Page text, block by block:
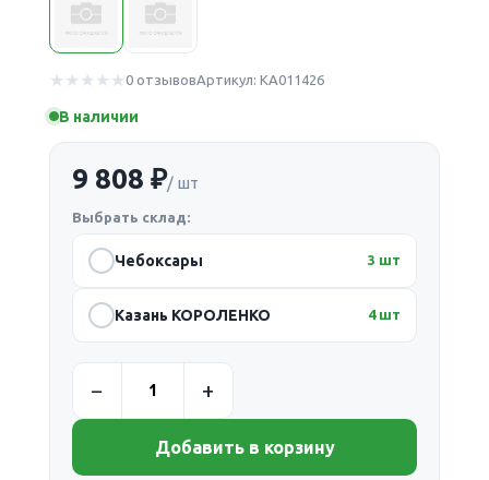
0 отзывовАртикул: КА011426
В наличии
9 808 ₽/ шт
Выбрать склад:
Чебоксары 3 шт
Казань КОРОЛЕНКО 4 шт
Добавить в корзину